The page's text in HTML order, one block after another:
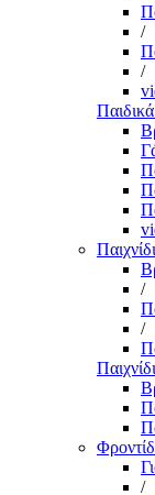
/
/
/
/
/